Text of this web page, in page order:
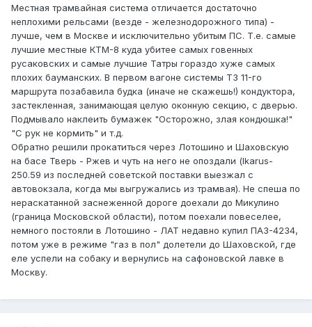
Местная трамвайная система отличается достаточно
неплохими рельсами (везде - железнодорожного типа) -
лучше, чем в Москве и исключительно убитым ПС. Т.е. самые
лучшие местные КТМ-8 куда убитее самых говенных
русаковских и самые лучшие Татры гораздо хуже самых
плохих бауманских. В первом вагоне системы Т3 11-го
маршрута позабавила будка (иначе не скажешь!) кондуктора,
застекленная, занимающая целую оконную секцию, с дверью.
Подмывало наклеить бумажек "Осторожно, злая кондюшка!"
"С рук не кормить" и т.д.
Обратно решили прокатиться через Лотошино и Шаховскую
на басе Тверь - Ржев и чуть на него не опоздали (Ikarus-
250.59 из последней советской поставки выезжал с
автовокзала, когда мы выгружались из трамвая). Не спеша по
нераскатанной заснеженной дороге доехали до Микулино
(граница Московской области), потом поехали повеселее,
немного постояли в Лотошино - ЛАТ недавно купил ПАЗ-4234,
потом уже в режиме "газ в пол" долетели до Шаховской, где
еле успели на собаку и вернулись на сафоновской лавке в
Москву.